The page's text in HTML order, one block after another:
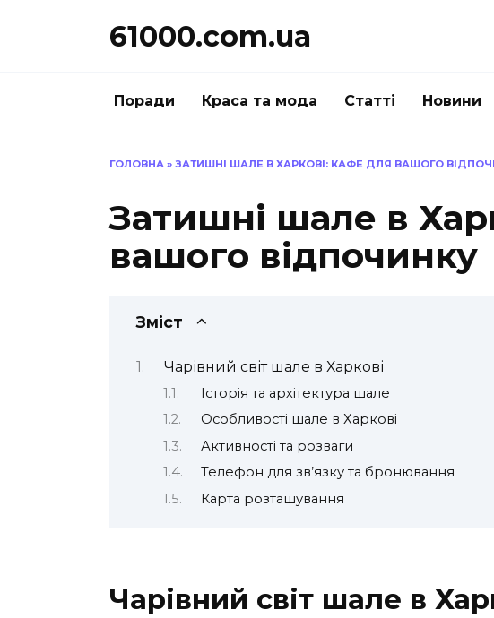
61000.com.ua
Поради Краса та мода Статті Новини
ГОЛОВНА » ЗАТИШНІ ШАЛЕ В ХАРКОВІ: КАФЕ ДЛЯ ВАШОГО
Затишні шале в
вашого відпочинку
Зміст
Чарівний світ шале в Харкові
Історія та архітектура шале
Особливості шале в Харкові
Активності та розваги
Телефон для зв’язку та бронювання
Карта розташування
Чарівний світ шале в